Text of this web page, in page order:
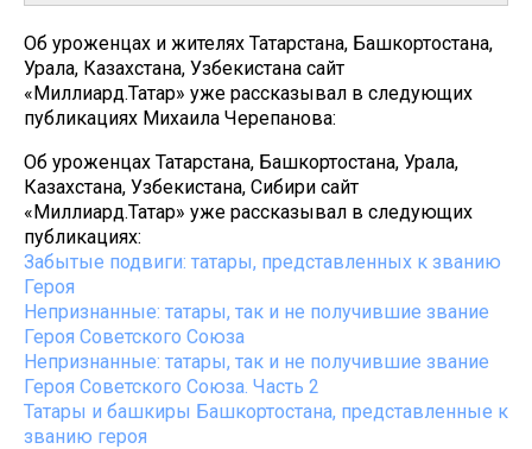
Об уроженцах и жителях Татарстана, Башкортостана,
Урала, Казахстана, Узбекистана сайт
«Миллиард.Татар» уже рассказывал в следующих
публикациях Михаила Черепанова:
Об уроженцах Татарстана, Башкортостана, Урала,
Казахстана, Узбекистана, Сибири сайт
«Миллиард.Татар» уже рассказывал в следующих
публикациях:
Забытые подвиги: татары, представленных к званию
Героя
Непризнанные: татары, так и не получившие звание
Героя Советского Союза
Непризнанные: татары, так и не получившие звание
Героя Советского Союза. Часть 2
Татары и башкиры Башкортостана, представленные к
званию героя